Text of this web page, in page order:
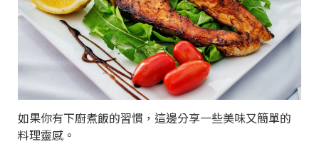
如果你有下廚煮飯的習慣，這邊分享一些美味又簡單的
料理靈感。